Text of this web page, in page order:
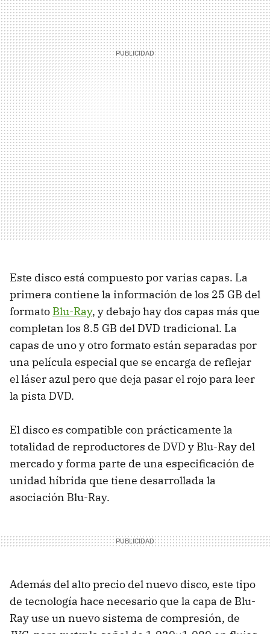
Este disco está compuesto por varias capas. La
primera contiene la información de los 25 GB del
formato Blu-Ray, y debajo hay dos capas más que
completan los 8.5 GB del DVD tradicional. La
capas de uno y otro formato están separadas por
una película especial que se encarga de reflejar
el láser azul pero que deja pasar el rojo para leer
la pista DVD.
El disco es compatible con prácticamente la
totalidad de reproductores de DVD y Blu-Ray del
mercado y forma parte de una especificación de
unidad híbrida que tiene desarrollada la
asociación Blu-Ray.
Además del alto precio del nuevo disco, este tipo
de tecnología hace necesario que la capa de Blu-
Ray use un nuevo sistema de compresión, de